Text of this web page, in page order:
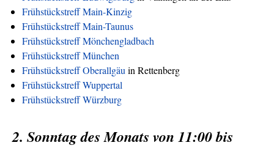
Frühstückstreff Main-Kinzig
Frühstückstreff Main-Taunus
Frühstückstreff Mönchengladbach
Frühstückstreff München
Frühstückstreff Oberallgäu in Rettenberg
Frühstückstreff Wuppertal
Frühstückstreff Würzburg
2. Sonntag des Monats von 11:00 bis